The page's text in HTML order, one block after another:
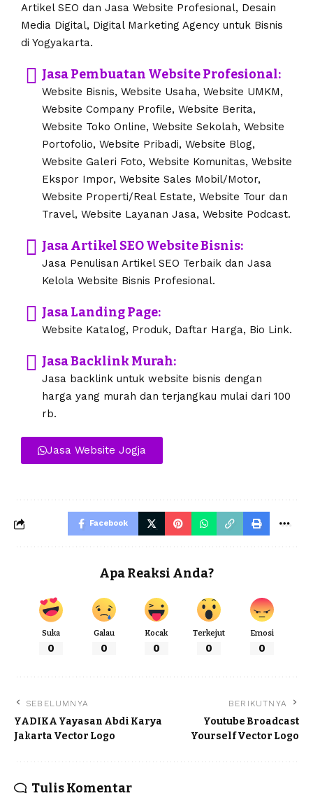
Artikel SEO dan Jasa Website Profesional, Desain
Media Digital, Digital Marketing Agency untuk Bisnis
di Yogyakarta.
Jasa Pembuatan Website Profesional:
Website Bisnis, Website Usaha, Website UMKM,
Website Company Profile, Website Berita,
Website Toko Online, Website Sekolah, Website
Portofolio, Website Pribadi, Website Blog,
Website Galeri Foto, Website Komunitas, Website
Ekspor Impor, Website Sales Mobil/Motor,
Website Properti/Real Estate, Website Tour dan
Travel, Website Layanan Jasa, Website Podcast.
Jasa Artikel SEO Website Bisnis:
Jasa Penulisan Artikel SEO Terbaik dan Jasa
Kelola Website Bisnis Profesional.
Jasa Landing Page:
Website Katalog, Produk, Daftar Harga, Bio Link.
Jasa Backlink Murah:
Jasa backlink untuk website bisnis dengan
harga yang murah dan terjangkau mulai dari 100
rb.
Jasa Website Jogja
Facebook
Apa Reaksi Anda?
Suka
0
Galau
0
Kocak
0
Terkejut
0
Emosi
0
SEBELUMNYA
YADIKA Yayasan Abdi Karya
Jakarta Vector Logo
BERIKUTNYA
Youtube Broadcast
Yourself Vector Logo
Tulis Komentar